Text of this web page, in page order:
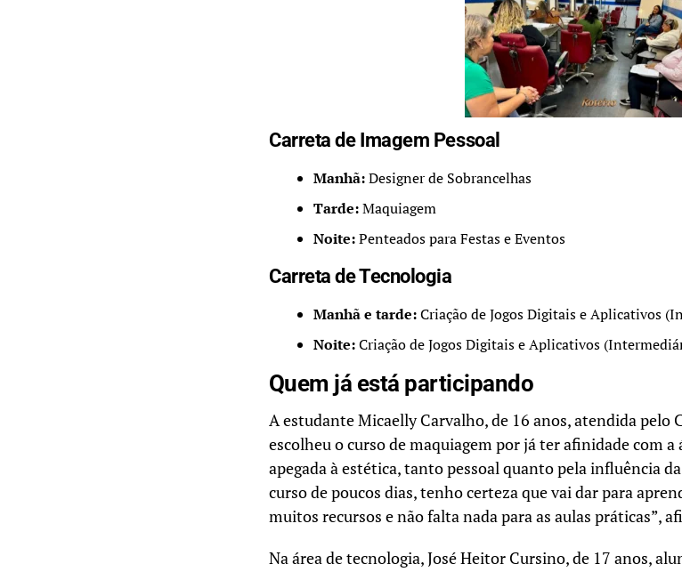
Carreta de Imagem Pessoal
Manhã:Designer de Sobrancelhas
Tarde:Maquiagem
Noite:Penteados para Festas e Eventos
Carreta de Tecnologia
Manhã e tarde:Criação de Jogos Digitais e Aplicativos
Noite:Criação de Jogos Digitais e Aplicativos
Quem já está participando
A estudante Micaelly Carvalho, de 16 anos, atendida pelo
escolheu o curso de maquiagem por já ter afinidade com
apegada à estética, tanto pessoal quanto pela influência
curso de poucos dias, tenho certeza que vai dar para
muitos recursos e não falta nada para as aulas práticas”,
Na área de tecnologia, José Heitor Cursino, de 17 anos,